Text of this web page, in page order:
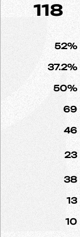
118
52%
37.2%
50%
69
46
23
38
13
10